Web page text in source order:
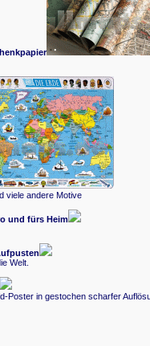
viele andere Motive
und fürs Heim
Welt.
Poster in gestochen scharfer